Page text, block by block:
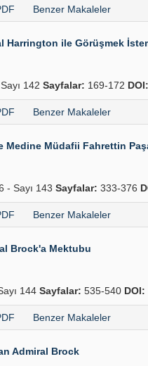
Benzer Makaleler
Harrington ile Görüşmek
142 Sayfalar: 169-172 DOI:
Benzer Makaleler
Medine Müdafii Fahrettin
- Sayı 143 Sayfalar: 333-376
Benzer Makaleler
Brock'a Mektubu
144 Sayfalar: 535-540 DOI:
Benzer Makaleler
Admiral Brock